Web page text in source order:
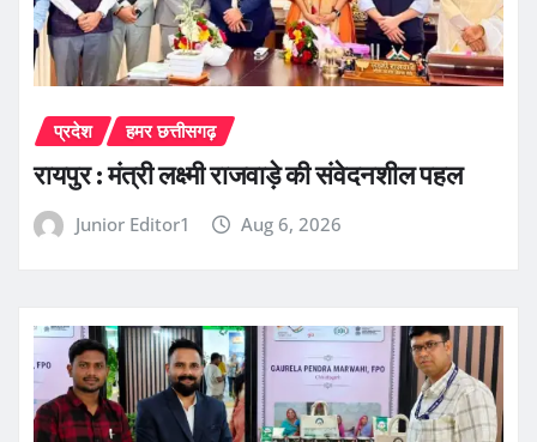
प्रदेश हमर छत्तीसगढ़
रायपुर : मंत्री लक्ष्मी राजवाड़े की संवेदनशील पहल
Junior Editor1 Aug 6, 2026